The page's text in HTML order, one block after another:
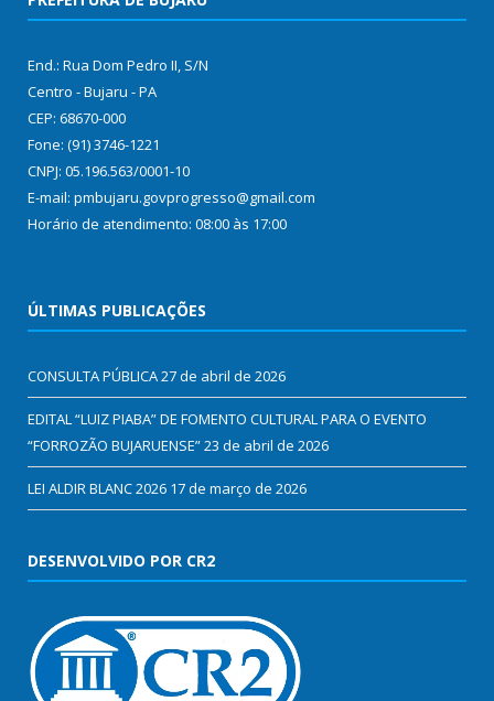
End.: Rua Dom Pedro II, S/N
Centro - Bujaru - PA
CEP: 68670-000
Fone: (91) 3746-1221
CNPJ: 05.196.563/0001-10
E-mail: pmbujaru.govprogresso@gmail.com
Horário de atendimento: 08:00 às 17:00
ÚLTIMAS PUBLICAÇÕES
CONSULTA PÚBLICA27 de abril de 2026
EDITAL “LUIZ PIABA” DE FOMENTO CULTURAL PARA O EVENTO
“FORROZÃO BUJARUENSE”23 de abril de 2026
LEI ALDIR BLANC 2026 17 de março de 2026
DESENVOLVIDO POR CR2